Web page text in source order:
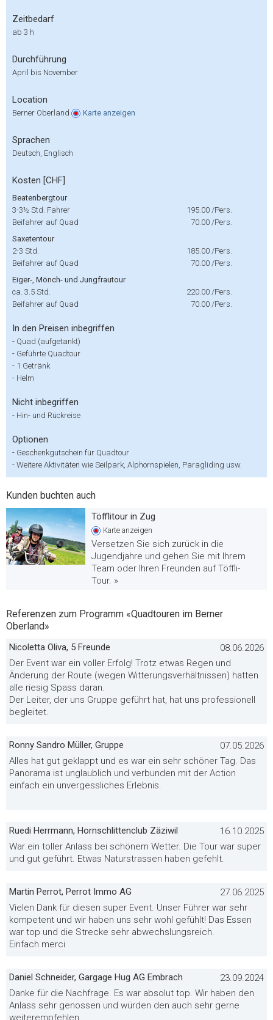
Zeitbedarf
ab 3 h
Durchführung
April bis November
Location
Berner Oberland Karte anzeigen
Sprachen
Deutsch, Englisch
Kosten [CHF]
Beatenbergtour
3-3½ Std. Fahrer
195.00 /Pers.
Beifahrer auf Quad
70.00 /Pers.
Saxetentour
2-3 Std.
185.00 /Pers.
Beifahrer auf Quad
70.00 /Pers.
Eiger-, Mönch- und Jungfrautour
ca. 3.5 Std.
220.00 /Pers.
Beifahrer auf Quad
70.00 /Pers.
In den Preisen inbegriffen
- Quad (aufgetankt)
- Geführte Quadtour
- 1 Getränk
- Helm
Nicht inbegriffen
- Hin- und Rückreise
Optionen
- Geschenkgutschein für Quadtour
- Weitere Aktivitäten wie Seilpark, Alphornspielen, Paragliding usw.
Kunden buchten auch
Töfflitour in Zug
Karte anzeigen
Versetzen Sie sich zurück in die
Jugendjahre und gehen Sie mit Ihrem
Team oder Ihren Freunden auf Töffli-
Tour. »
Referenzen zum Programm «Quadtouren im Berner
Oberland»
Nicoletta Oliva, 5 Freunde
08.06.2026
Der Event war ein voller Erfolg! Trotz etwas Regen und
Änderung der Route (wegen Witterungsverhältnissen) hatten
alle riesig Spass daran.
Der Leiter, der uns Gruppe geführt hat, hat uns professionell
begleitet.
Ronny Sandro Müller, Gruppe
07.05.2026
Alles hat gut geklappt und es war ein sehr schöner Tag. Das
Panorama ist unglaublich und verbunden mit der Action
einfach ein unvergessliches Erlebnis.
Ruedi Herrmann, Hornschlittenclub Zäziwil
16.10.2025
War ein toller Anlass bei schönem Wetter. Die Tour war super
und gut geführt. Etwas Naturstrassen haben gefehlt.
Martin Perrot, Perrot Immo AG
27.06.2025
Vielen Dank für diesen super Event. Unser Führer war sehr
kompetent und wir haben uns sehr wohl gefühlt! Das Essen
war top und die Strecke sehr abwechslungsreich.
Einfach merci
Daniel Schneider, Gargage Hug AG Embrach
23.09.2024
Danke für die Nachfrage. Es war absolut top. Wir haben den
Anlass sehr genossen und würden den auch sehr gerne
weiterempfehlen.